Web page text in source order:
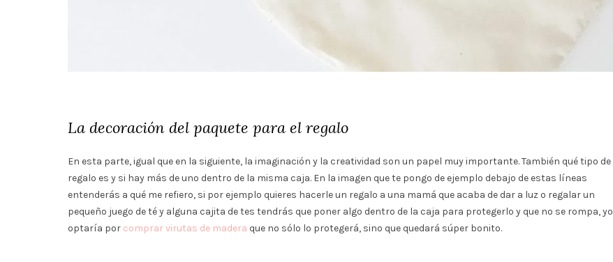
La decoración del paquete para el regalo
En esta parte, igual que en la siguiente, la imaginación y la creatividad son un papel muy importante. También qué tipo de
regalo es y si hay más de uno dentro de la misma caja. En la imagen que te pongo de ejemplo debajo de estas líneas
entenderás a qué me refiero, si por ejemplo quieres hacerle un regalo a una mamá que acaba de dar a luz o regalar un
pequeño juego de té y alguna cajita de tes tendrás que poner algo dentro de la caja para protegerlo y que no se rompa, yo
optaría por comprar virutas de madera que no sólo lo protegerá, sino que quedará súper bonito.